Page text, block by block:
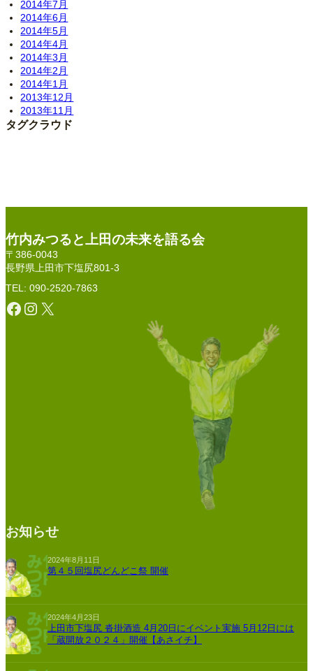
2014年7月
2014年6月
2014年5月
2014年4月
2014年3月
2014年2月
2014年1月
2013年12月
2013年11月
タグクラウド
竹内みつると上田の未来を語る会
〒386-0043
長野県上田市下塩尻801-3
TEL: 090-2520-7863
Facebook Instagram X
お知らせ
2024年8月11日
第４５回塩尻どんどこ祭 開催
2024年4月23日
上田市下塩尻 沓掛酒造 4月20日にイベント実施 5月12日には
「蔵開放２０２４」開催【あさイチ】